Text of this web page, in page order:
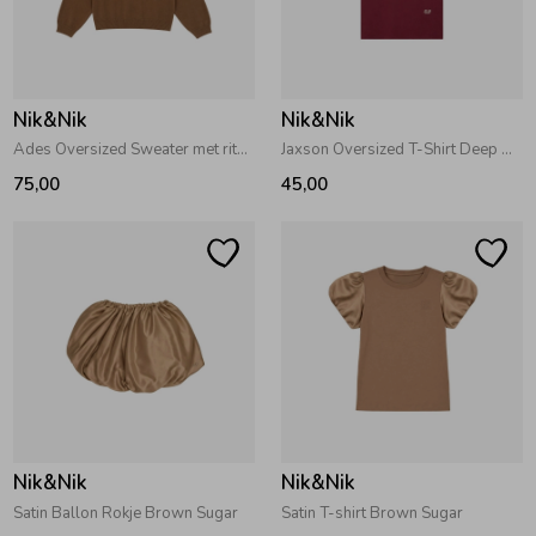
Nik&Nik
Ades Oversized Sweater met rits Caramel Brown
75,00
Nik&Nik
Jaxson Oversized T-Shirt Deep Burgundy
45,00
Nik&Nik
Satin Ballon Rokje Brown Sugar
Nik&Nik
Satin T-shirt Brown Sugar